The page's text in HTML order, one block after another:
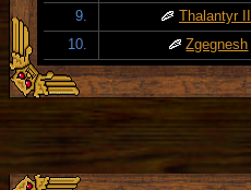
9.
Thalantyr II.
10.
Zgegnesh